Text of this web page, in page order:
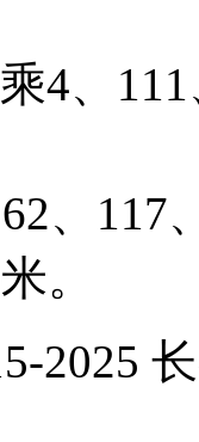
4、
、117
。
2025